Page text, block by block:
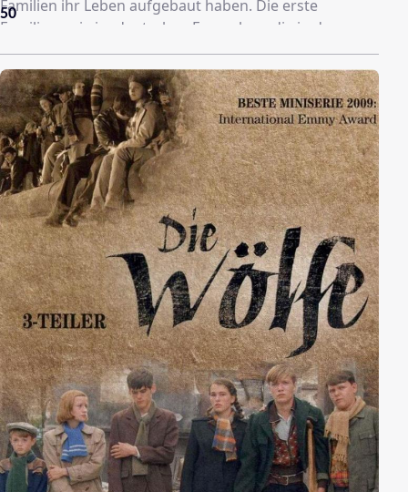
Familien ihr Leben aufgebaut haben. Die erste
Familienserie im deutschen Fernsehen, die in der
ehemaligen DDR spielt.
50